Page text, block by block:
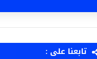
تابعنا على :